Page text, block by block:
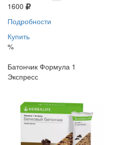
1600
Подробности
Купить
%
Батончик Формула 1
Экспресс